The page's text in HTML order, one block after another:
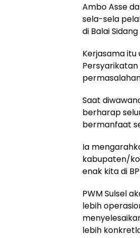
Ambo Asse
sela-sela
di Balai
Kerjasama
Saat
berharap
bermanfaat
Ia
kabupaten/
enak kita di
PWM Sulsel
lebih
lebih